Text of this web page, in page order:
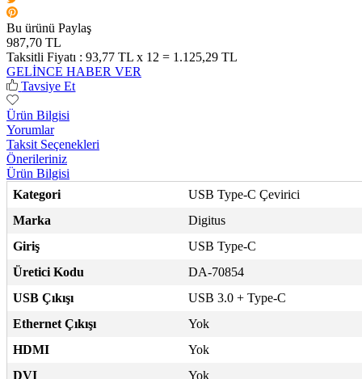
Bu ürünü Paylaş
987,70 TL
Taksitli Fiyatı : 93,77 TL x 12 = 1.125,29 TL
GELİNCE HABER VER
Tavsiye Et
Ürün Bilgisi
Yorumlar
Taksit Seçenekleri
Önerileriniz
Ürün Bilgisi
Kategori
USB Type-C Çevirici
Marka
Digitus
Giriş
USB Type-C
Üretici Kodu
DA-70854
USB Çıkışı
USB 3.0 + Type-C
Ethernet Çıkışı
Yok
HDMI
Yok
DVI
Yok